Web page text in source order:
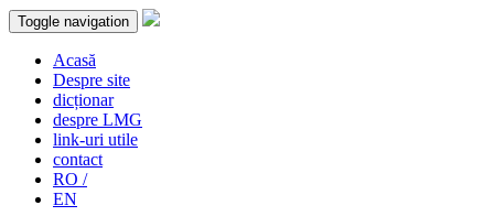
Toggle navigation
Acasă
Despre site
dicționar
despre LMG
link-uri utile
contact
RO /
EN